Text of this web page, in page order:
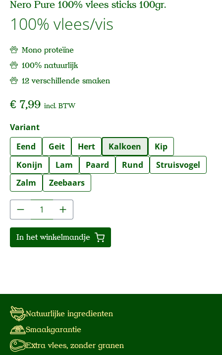
Nero Pure 100% vlees sticks 100gr.
100% vlees/vis
Mono proteïne
100% natuurlijk
12 verschillende smaken
€ 7,99 incl. BTW
Selecteer
Variant
Eend
Geit Hert Kalkoen
Kip
Konijn
Lam Paard Rund
Struisvogel
Zalm
Zeebaars
Producthoeveelheid: Voer de gewenste
In het winkelmandje
Natuurlijke ingredienten
Smaakgarantie
Extra vlees, zonder granen